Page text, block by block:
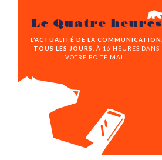
Le Quatre heures
L’ACTUALITÉ DE LA COMMUNICATION,
TOUS LES JOURS,
À 16 HEURES DANS
VOTRE BOÎTE MAIL.